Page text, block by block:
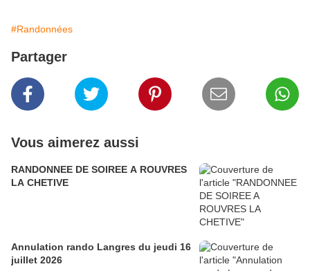
#Randonnées
Partager
Vous aimerez aussi
RANDONNEE DE SOIREE A ROUVRES
LA CHETIVE
Annulation rando Langres du jeudi 16
juillet 2026